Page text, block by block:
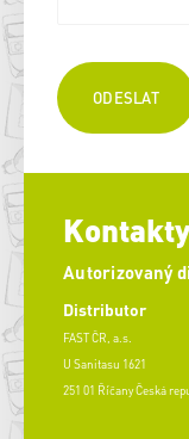
Kontakty
Autorizovaný
Distributor
FAST ČR, a.s.
U Sanitasu 1621
251 01 Říčany Česká